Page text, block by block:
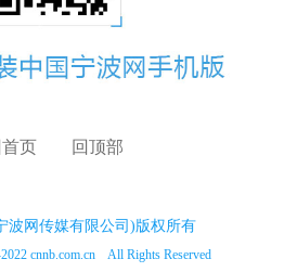
首页 回顶部
波网传媒有限公司)版权所有
cnnb.com.cn All Rights Reserved